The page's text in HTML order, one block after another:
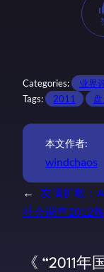
Categories:
业界
Tags:
2011
本文作者:
windchaos
←
友情扩散：
社会调查2012版
《 “2011